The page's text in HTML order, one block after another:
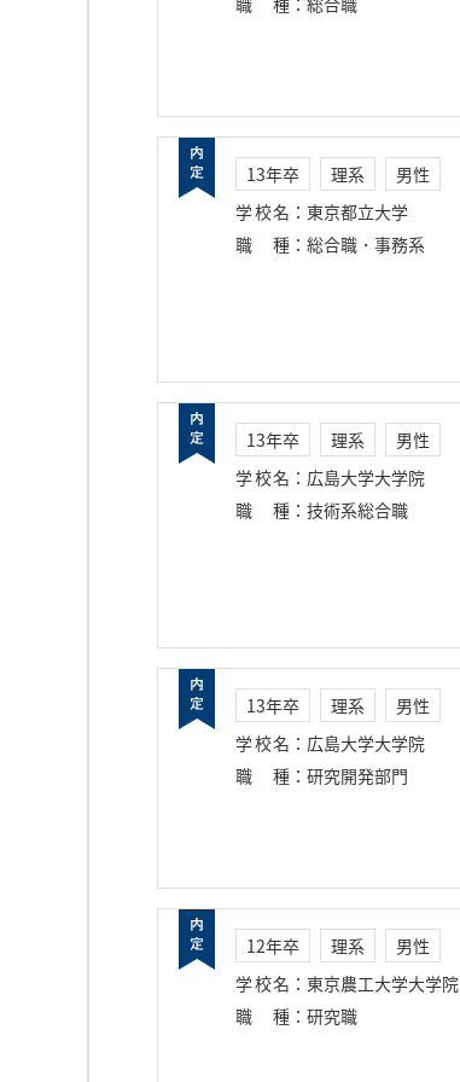
13年卒 理系
男性
学校名 ： 東京都立大学
職種 ： 総合職・事務系
13年卒 理系
男性
学校名 ： 広島大学大学院
職種 ： 技術系総合職
13年卒 理系
男性
学校名 ： 広島大学大学院
職種 ： 研究開発部門
12年卒 理系
男性
学校名 ： 東京農工大学大学院
職種 ： 研究職